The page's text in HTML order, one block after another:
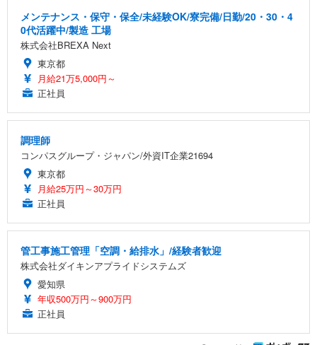
メンテナンス・保守・保全/未経験OK/寮完備/日勤/20・30・4
0代活躍中/製造 工場
株式会社BREXA Next
東京都
月給21万5,000円～
正社員
調理師
コンパスグループ・ジャパン/外資IT企業21694
東京都
月給25万円～30万円
正社員
管工事施工管理「空調・給排水」/経験者歓迎
株式会社ダイキンアプライドシステムズ
愛知県
年収500万円～900万円
正社員